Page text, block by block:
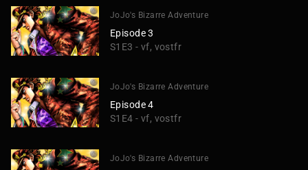
JoJo's Bizarre Adventure
Episode 3
S1E3 - vf, vostfr
JoJo's Bizarre Adventure
Episode 4
S1E4 - vf, vostfr
JoJo's Bizarre Adventure